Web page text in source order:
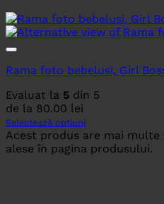
Rama foto bebelusi, Girl
Evaluat la 5 din 5
de la 80.00 lei
Selectează opțiuni
Acest produs are mai
alese în pagina produsului.